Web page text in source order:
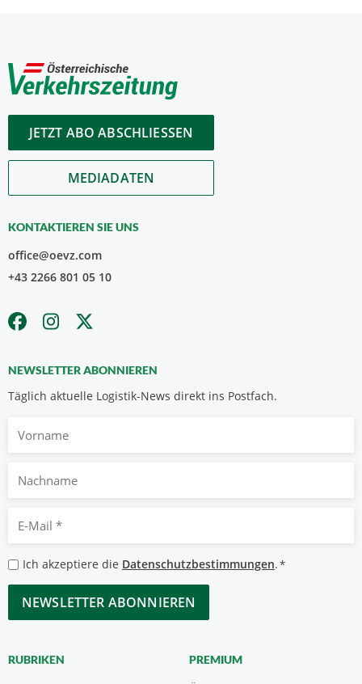
JETZT ABO ABSCHLIESSEN
MEDIADATEN
KONTAKTIEREN SIE UNS
office@oevz.com
+43 2266 801 05 10
NEWSLETTER ABONNIEREN
Täglich aktuelle Logistik-News direkt ins Postfach.
Nachname
Mail
*
Datenschutzbestimmungen
*
Ich akzeptiere die Datenschutzbestimmungen.*
CAPTCHA
RUBRIKEN PREMIUM